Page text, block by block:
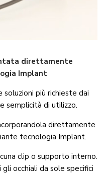
direttamente
Implant
più richieste dai
semplicità di utilizzo.
direttamente
tecnologia Implant.
clip o supporto interno.
occhiali da sole specifici